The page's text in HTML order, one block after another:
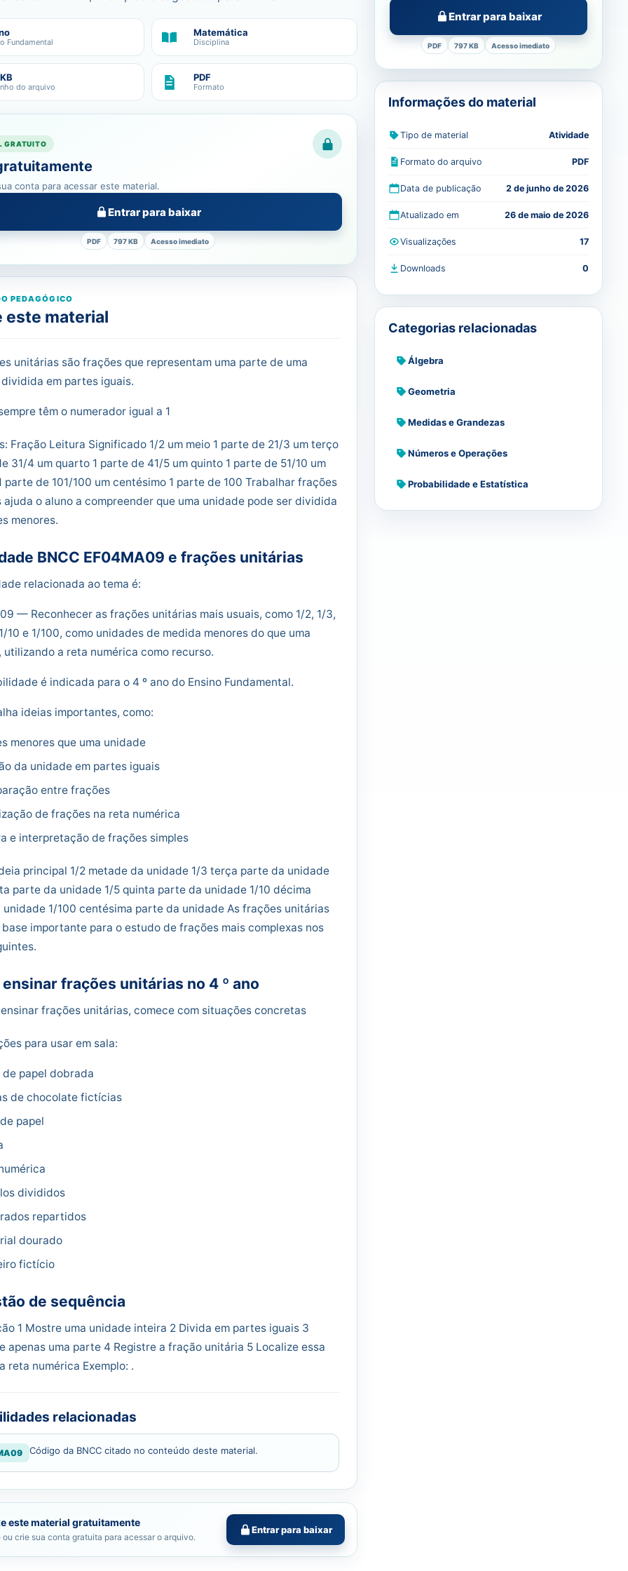
Fundamental
Matemática
Disciplina
do arquivo
PDF
Formato
GRATUITO
conta para acessar este material.
Entrar para baixar
PDF 797 KB Acesso imediato
PEDAGÓGICO
este material
unitárias são frações que representam uma parte de uma
em partes iguais.
têm o numerador igual a 1
Fração Leitura Significado 1/2 um meio 1 parte de 21/3 um terço
31/4 um quarto 1 parte de 41/5 um quinto 1 parte de 51/10 um
parte de 101/100 um centésimo 1 parte de 100 Trabalhar frações
ajuda o aluno a compreender que uma unidade pode ser dividida
menores.
BNCC EF04MA09 e frações unitárias
relacionada ao tema é:
— Reconhecer as frações unitárias mais usuais, como 1/2, 1/3,
10 e 1/100, como unidades de medida menores do que uma
utilizando a reta numérica como recurso.
é indicada para o 4 º ano do Ensino Fundamental.
ideias importantes, como:
menores que uma unidade
da unidade em partes iguais
entre frações
de frações na reta numérica
e interpretação de frações simples
principal 1/2 metade da unidade 1/3 terça parte da unidade
parte da unidade 1/5 quinta parte da unidade 1/10 décima
1/100 centésima parte da unidade As frações unitárias
base importante para o estudo de frações mais complexas nos
frações unitárias no 4 º ano
frações unitárias, comece com situações concretas
para usar em sala:
papel dobrada
de chocolate fictícias
papel
divididos
repartidos
dourado
fictício
de sequência
1 Mostre uma unidade inteira 2 Divida em partes iguais 3
apenas uma parte 4 Registre a fração unitária 5 Localize essa
reta numérica Exemplo: .
relacionadas
Código da BNCC citado no conteúdo deste material.
este material gratuitamente
ou crie sua conta gratuita para acessar o arquivo.
Entrar para baixar
Entrar para baixar
PDF 797 KB Acesso imediato
Informações do material
Tipo de material Atividade
Formato do arquivo PDF
Data de publicação 2 de junho de 2026
Atualizado em 26 de maio de 2026
Visualizações 17
Downloads 0
Categorias relacionadas
Álgebra
Geometria
Medidas e Grandezas
Números e Operações
Probabilidade e Estatística